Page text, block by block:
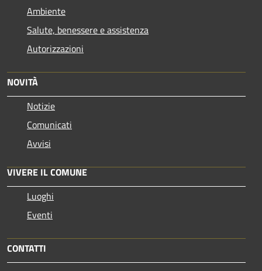
Ambiente
Salute, benessere e assistenza
Autorizzazioni
NOVITÀ
Notizie
Comunicati
Avvisi
VIVERE IL COMUNE
Luoghi
Eventi
CONTATTI